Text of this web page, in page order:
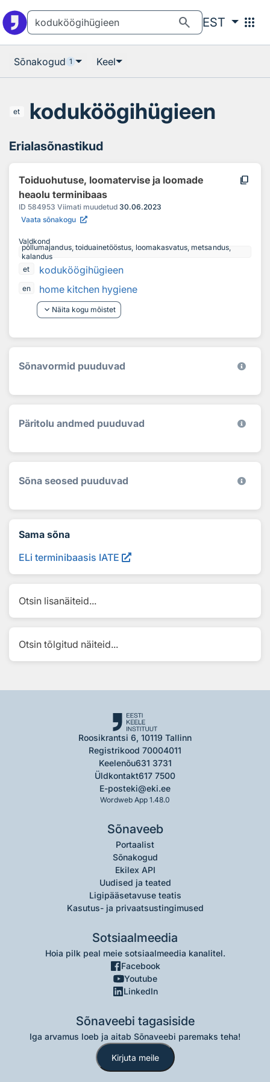
search EST apps
Sõnakogud 1 Keel
et koduköögihügieen
Erialasõnastikud
Toiduohutuse, loomatervise ja loomade
heaolu terminibaas
content_copy
ID 584953 Viimati muudetud 30.06.2023
Vaata sõnakogu
Valdkond
põllumajandus, toiduainetööstus, loomakasvatus, metsandus,
kalandus
et
koduköögihügieen
en
home kitchen hygiene
keyboard_arrow_down Näita kogu mõistet
Sõnavormid puuduvad
Päritolu andmed puuduvad
Sõna seosed puuduvad
Sama sõna
ELi terminibaasis IATE
Otsin lisanäiteid...
Otsin tõlgitud näiteid...
Roosikrantsi 6, 10119 Tallinn
Registrikood 70004011
Keelenõu631 3731
Üldkontakt617 7500
E-posteki@eki.ee
Wordweb App 1.48.0
Sõnaveeb
Portaalist
Sõnakogud
Ekilex API
Uudised ja teated
Ligipääsetavuse teatis
Kasutus- ja privaatsustingimused
Sotsiaalmeedia
Hoia pilk peal meie sotsiaalmeedia kanalitel.
Facebook
Youtube
LinkedIn
Sõnaveebi tagasiside
Iga arvamus loeb ja aitab Sõnaveebi paremaks teha!
Kirjuta meile